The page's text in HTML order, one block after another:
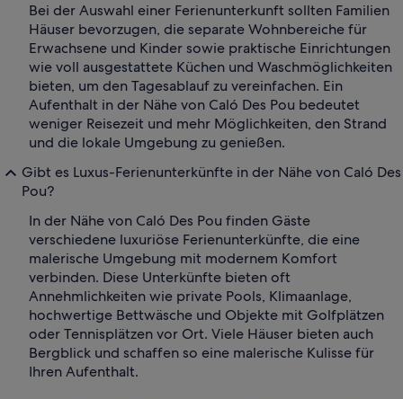
Bei der Auswahl einer Ferienunterkunft sollten Familien
Häuser bevorzugen, die separate Wohnbereiche für
Erwachsene und Kinder sowie praktische Einrichtungen
wie voll ausgestattete Küchen und Waschmöglichkeiten
bieten, um den Tagesablauf zu vereinfachen. Ein
Aufenthalt in der Nähe von Caló Des Pou bedeutet
weniger Reisezeit und mehr Möglichkeiten, den Strand
und die lokale Umgebung zu genießen.
Gibt es Luxus-Ferienunterkünfte in der Nähe von Caló Des
Pou?
In der Nähe von Caló Des Pou finden Gäste
verschiedene luxuriöse Ferienunterkünfte, die eine
malerische Umgebung mit modernem Komfort
verbinden. Diese Unterkünfte bieten oft
Annehmlichkeiten wie private Pools, Klimaanlage,
hochwertige Bettwäsche und Objekte mit Golfplätzen
oder Tennisplätzen vor Ort. Viele Häuser bieten auch
Bergblick und schaffen so eine malerische Kulisse für
Ihren Aufenthalt.